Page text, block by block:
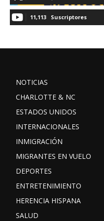
11,113 Suscriptores
NOTICIAS
CHARLOTTE & NC
ESTADOS UNIDOS
INTERNACIONALES
INMIGRACIÓN
MIGRANTES EN VUELO
DEPORTES
ENTRETENIMIENTO
HERENCIA HISPANA
SALUD